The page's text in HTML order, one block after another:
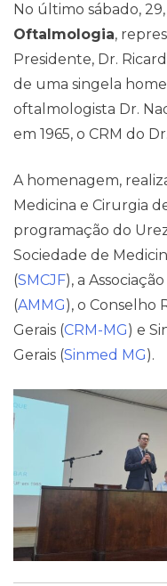
No último sábado, 29,
Oftalmologia,
Presidente, Dr.
de uma singela
oftalmologista Dr.
em 1965, o CRM do
A homenagem,
Medicina e Cirurgia
programação do
Sociedade de
(SMCJF), a
(AMMG), o Conselho
Gerais (CRM-MG) e
Gerais (Sinmed MG).